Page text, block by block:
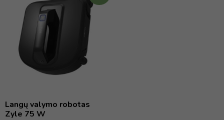
Langų valymo robotas
Zyle 75 W